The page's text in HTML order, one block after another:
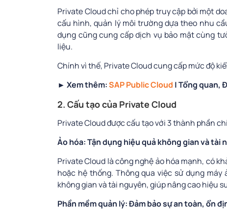
Private Cloud chỉ cho phép truy cập bởi một
cấu hình, quản lý môi trường dựa theo nhu
dụng cũng cung cấp dịch vụ bảo mật cùng
liệu.
Chính vì thế, Private Cloud cung cấp mức độ
► Xem thêm:SAP Public Cloud | Tổng quan,
2. Cấu tạo của Private Cloud
Private Cloud được cấu tạo với 3 thành phần
Ảo hóa: Tận dụng hiệu quả không gian và tài
Private Cloud là công nghệ ảo hóa mạnh, có
hoặc hệ thống. Thông qua việc sử dụng
không gian và tài nguyên, giúp nâng cao hiệu
Phần mềm quản lý: Đảm bảo sự an toàn, ổn